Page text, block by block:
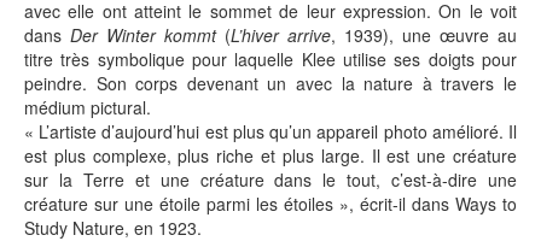
avec elle ont atteint le sommet de leur expression. On le voit
dans Der Winter kommt(L’hiver arrive, 1939), une œuvre au
titre très symbolique pour laquelle Klee utilise ses doigts pour
peindre. Son corps devenant un avec la nature à travers le
médium pictural.
« L’artiste d’aujourd’hui est plus qu’un appareil photo amélioré. Il
est plus complexe, plus riche et plus large. Il est une créature
sur la Terre et une créature dans le tout, c’est-à-dire une
créature sur une étoile parmi les étoiles », écrit-il dans Ways to
Study Nature, en 1923.